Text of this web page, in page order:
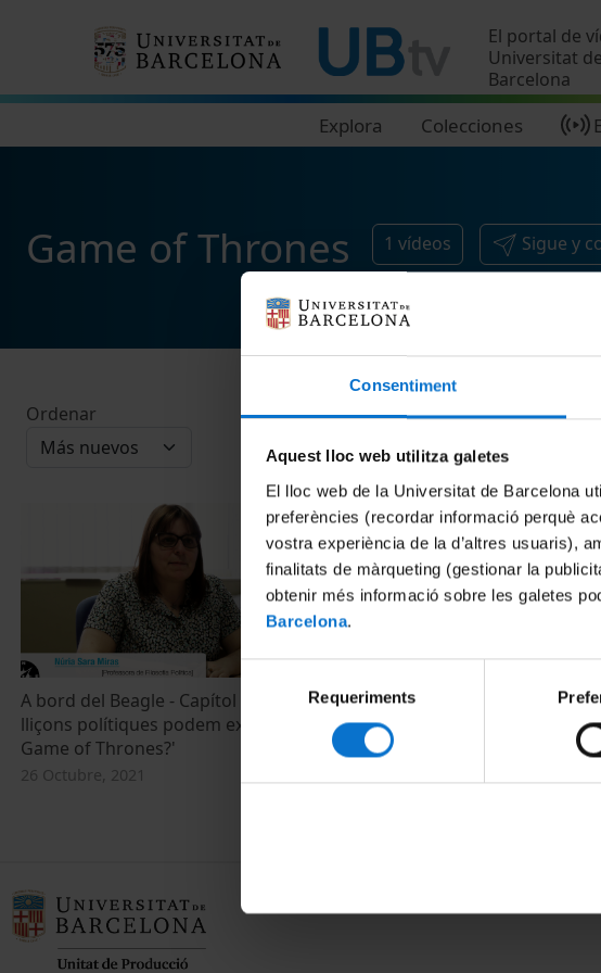
Consentiment
Aquest lloc web utilitza galetes
El lloc web de la Universitat de Barcelona
preferències (recordar informació perquè
vostra experiència de la d’altres usuaris),
finalitats de màrqueting (gestionar la
obtenir més informació sobre les galetes
Barcelona.
consentiment
Requeriments
El portal de
Universitat de
Barcelona
Explora Colecciones
Game of Thrones 1 vídeos Sigue y
Ordenar
A bord del Beagle - Capítol 10: 'Quines
lliçons polítiques podem extreure de
Game of Thrones?'
26 Octubre, 2021